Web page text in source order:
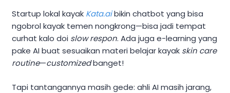
Startup lokal kayak Kata.aibikin chatbot yang bisa
ngobrol kayak temen nongkrong—bisa jadi tempat
curhat kalo doi slow respon. Ada juga e-learning yang
pake AI buat sesuaikan materi belajar kayak skin care
routine—customizedbanget!
Tapi tantangannya masih gede: ahli AI masih jarang,